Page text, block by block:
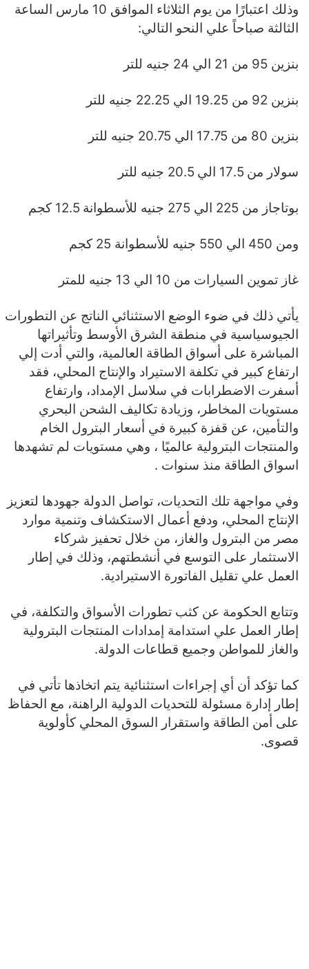
وذلك اعتبارًا من يوم الثلاثاء الموافق 10 مارس الساعة
الثالثة صباحاً علي النحو التالي:
بنزين 95 من 21 الي 24 جنيه للتر
بنزين 92 من 19.25 الي 22.25 جنيه للتر
بنزين 80 من 17.75 الي 20.75 جنيه للتر
سولار من 17.5 الي 20.5 جنيه للتر
بوتاجاز من 225 الي 275 جنيه للأسطوانة 12.5 كجم
ومن 450 الي 550 جنيه للأسطوانة 25 كجم
غاز تموين السيارات من 10 الي 13 جنيه للمتر
يأتي ذلك في ضوء الوضع الاستثنائي الناتج عن التطورات
الجيوسياسية في منطقة الشرق الأوسط وتأثيراتها
المباشرة على أسواق الطاقة العالمية، والتي أدت إلي
ارتفاع كبير في تكلفة الاستيراد والإنتاج المحلي، فقد
أسفرت الاضطرابات في سلاسل الإمداد، وارتفاع
مستويات المخاطر، وزيادة تكاليف الشحن البحري
والتأمين، عن قفزة كبيرة في أسعار البترول الخام
والمنتجات البترولية عالميًا ، وهي مستويات لم تشهدها
اسواق الطاقة منذ سنوات .
وفي مواجهة تلك التحديات، تواصل الدولة جهودها لتعزيز
الإنتاج المحلي، ودفع أعمال الاستكشاف وتنمية موارد
مصر من البترول والغاز، من خلال تحفيز شركاء
الاستثمار على التوسع في أنشطتهم، وذلك في إطار
العمل علي تقليل الفاتورة الاستيرادية.
وتتابع الحكومة عن كثب تطورات الأسواق والتكلفة، في
إطار العمل علي استدامة إمدادات المنتجات البترولية
والغاز للمواطن وجميع قطاعات الدولة.
كما تؤكد أن أي إجراءات استثنائية يتم اتخاذها تأتي في
إطار إدارة مسئولة للتحديات الدولية الراهنة، مع الحفاظ
على أمن الطاقة واستقرار السوق المحلي كأولوية
قصوى.